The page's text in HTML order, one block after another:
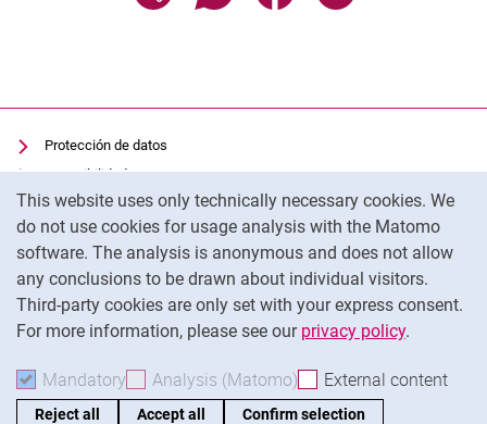
This website uses only technically necessary cookies. We
do not use cookies for usage analysis with the Matomo
software. The analysis is anonymous and does not allow
any conclusions to be drawn about individual visitors.
Third-party cookies are only set with your express consent.
For more information, please see our privacy policy.
Mandatory Accept mandatory cookies
Analysis (Matomo) Accept analysis cookies
External content
Reject all Accept all Confirm selection
Protección de datos
Accesibilidad
Uso transparente de la IA
Pie de imprenta
Cookie settings